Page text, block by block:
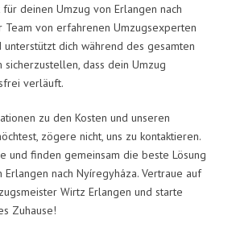
deinen Umzug von Erlangen nach
Team von erfahrenen Umzugsexperten
dich während des gesamten
sicherzustellen, dass dein Umzug
verläuft.
zu den Kosten und unseren
zögere nicht, uns zu kontaktieren.
und finden gemeinsam die beste Lösung
nach Nyíregyháza. Vertraue auf
Wirtz Erlangen und starte
Zuhause!